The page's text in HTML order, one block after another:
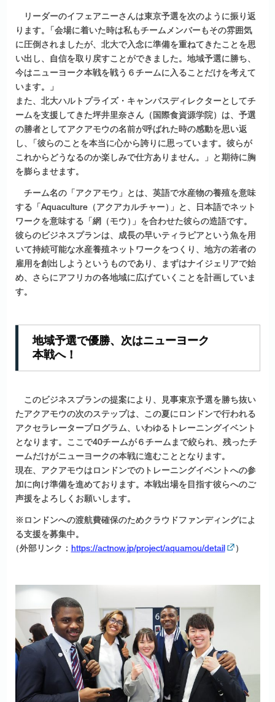
リーダーのイフェアニーさんは東京予選を次のように振り返
ります。
「会場に着いた時は私もチームメンバーもその雰囲気
に圧倒されましたが、北大で入念に準備を重ねてきたことを思
い出し、自信を取り戻すことができました。地域予選に勝ち、
今はニューヨーク本戦を戦う６チームに入ることだけを考えて
います。」
また、北大ハルトプライズ・キャンパスディレクターとしてチ
ームを支援してきた坪井里奈さん（国際食資源学院）は、予選
の勝者としてアクアモウの名前が呼ばれた時の感動を思い返
し、
「彼らのことを本当に心から誇りに思っています。彼らが
これからどうなるのか楽しみで仕方ありません。」と期待に胸
を膨らませます。
チーム名の「アクアモウ」とは、英語で水産物の養殖を意味
する「Aquaculture（アクアカルチャー） 」と、日本語でネット
ワークを意味する「網（モウ ） 」を合わせた彼らの造語です。
彼らのビジネスプランは、成長の早いティラピアという魚を用
いて持続可能な水産養殖ネットワークをつくり、地方の若者の
雇用を創出しようというものであり、まずはナイジェリアで始
め、さらにアフリカの各地域に広げていくことを計画していま
す。
地域予選で優勝、 次はニューヨーク
本戦へ！
このビジネスプランの提案により、見事東京予選を勝ち抜い
たアクアモウの次のステップは、この夏にロンドンで行われる
アクセラレータープログラム、いわゆるトレーニングイベント
となります。ここで40チームが６チームまで絞られ、残ったチ
ームだけがニューヨークの本戦に進むこととなります。
現在、アクアモウはロンドンでのトレーニングイベントへの参
加に向け準備を進めております。本戦出場を目指す彼らへのご
声援をよろしくお願いします。
※ロンドンへの渡航費確保のためクラウドファンディングによ
る支援を募集中。
（外部リンク： https://actnow.jp/project/aquamou/detail ）